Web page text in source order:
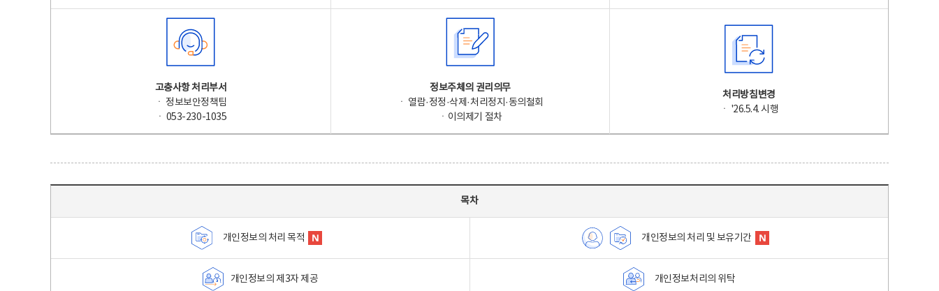
고충사항 처리부서
ㆍ 정보보안정책팀
ㆍ 053-230-1035
정보주체의 권리의무
ㆍ 열람·정정·삭제·처리정지·동의철회
ㆍ이의제기 절차
처리방침변경
ㆍ '26.5.4. 시행
목차
개인정보의 처리 목적 개인정보의 처리 및 보유기간
개인정보의 제3자 제공 개인정보처리의 위탁